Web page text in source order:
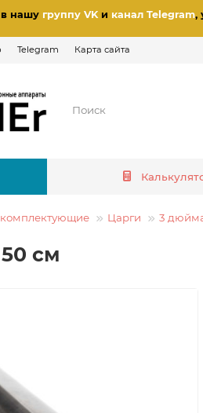
в нашу группу VKи канал Telegram,
Telegram Карта сайта
Царги 3
см